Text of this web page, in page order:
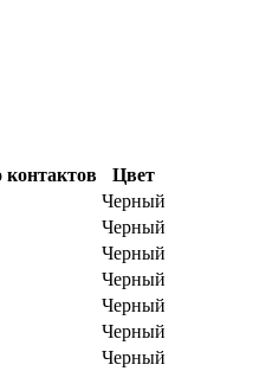
контактов
Цвет
Черный
Черный
Черный
Черный
Черный
Черный
Черный